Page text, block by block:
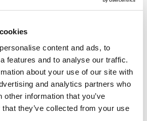
content and ads, to
features and to analyse our traffic.
about your use of our site with
and analytics partners who
other information that you’ve
they’ve collected from your use